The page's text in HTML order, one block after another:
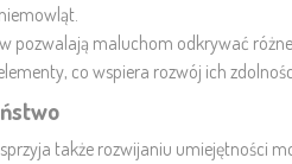
pozwalają maluchom odkrywać
co wspiera rozwój ich
sprzyja także rozwijaniu umiejętności